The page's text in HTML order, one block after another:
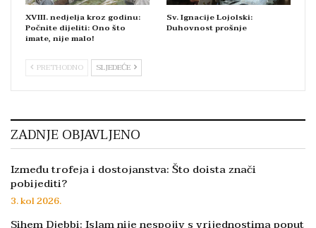
XVIII. nedjelja kroz godinu:
Počnite dijeliti: Ono što
imate, nije malo!
Sv. Ignacije Lojolski:
Duhovnost prošnje
PRETHODNO SLJEDEĆE
ZADNJE OBJAVLJENO
Između trofeja i dostojanstva: Što doista znači
pobijediti?
3. kol 2026.